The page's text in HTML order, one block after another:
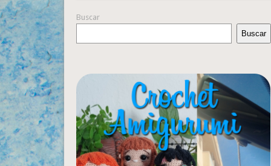
Buscar
Buscar